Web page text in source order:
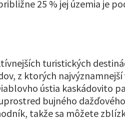
25 % jej územia je
turistických
z ktorých najvýznamnejší
ústia kaskádovito
bujného
takže sa môžete